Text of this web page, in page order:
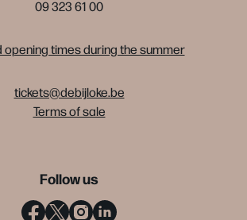
09 323 61 00
opening times during the summer
tickets@debijloke.be
Terms of sale
Follow us